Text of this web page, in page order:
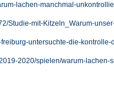
lachen-manchmal-
Studie-mit-Kitzeln_Warum-
untersuchte-die-
2020/spielen/warum-lachen-